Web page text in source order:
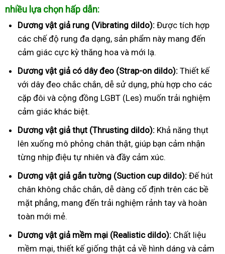
nhiều lựa chọn hấp dẫn:
Dương vật giả rung (Vibrating dildo): Được tích hợp
các chế độ rung đa dạng, sản phẩm này mang đến
cảm giác cực kỳ thăng hoa và mới lạ.
Dương vật giả có dây đeo (Strap-on dildo): Thiết kế
với dây đeo chắc chắn, dễ sử dụng, phù hợp cho các
cặp đôi và cộng đồng LGBT (Les) muốn trải nghiệm
cảm giác khác biệt.
Dương vật giả thụt (Thrusting dildo): Khả năng thụt
lên xuống mô phỏng chân thật, giúp bạn cảm nhận
từng nhịp điệu tự nhiên và đầy cảm xúc.
Dương vật giả gắn tường (Suction cup dildo): Đế hút
chân không chắc chắn, dễ dàng cố định trên các bề
mặt phẳng, mang đến trải nghiệm rảnh tay và hoàn
toàn mới mẻ.
Dương vật giả mềm mại (Realistic dildo): Chất liệu
mềm mại, thiết kế giống thật cả về hình dáng và cảm